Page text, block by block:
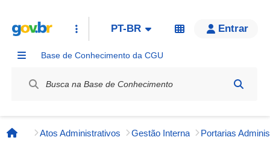
PT-BR Entrar
Base de Conhecimento da CGU
Página inicial
Atos Administrativos Gestão Interna